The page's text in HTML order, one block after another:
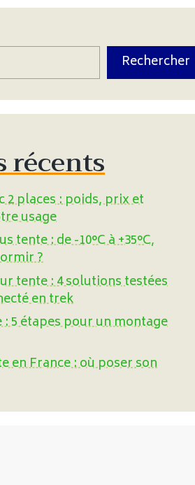
Rechercher
récents
2 places : poids, prix et
usage
tente : de -10°C à +35°C,
?
tente : 4 solutions testées
en trek
5 étapes pour un montage
en France : où poser son